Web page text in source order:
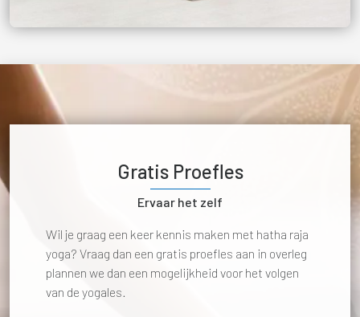
Gratis Proefles
Ervaar het zelf
Wil je graag een keer kennis maken met hatha raja
yoga? Vraag dan een gratis proefles aan in overleg
plannen we dan een mogelijkheid voor het volgen
van de yogales.